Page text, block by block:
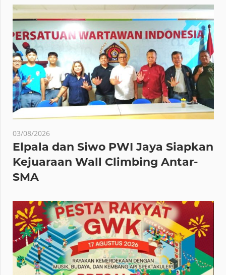
03/08/2026
Elpala dan Siwo PWI Jaya Siapkan
Kejuaraan Wall Climbing Antar-
SMA